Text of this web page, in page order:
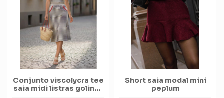
Conjunto viscolycra tee
saia midi listras golinha
Short saia modal mini
peplum